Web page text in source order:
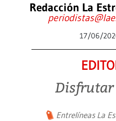
Redacción La
17/06/
Disfrutar
Entrelíneas La